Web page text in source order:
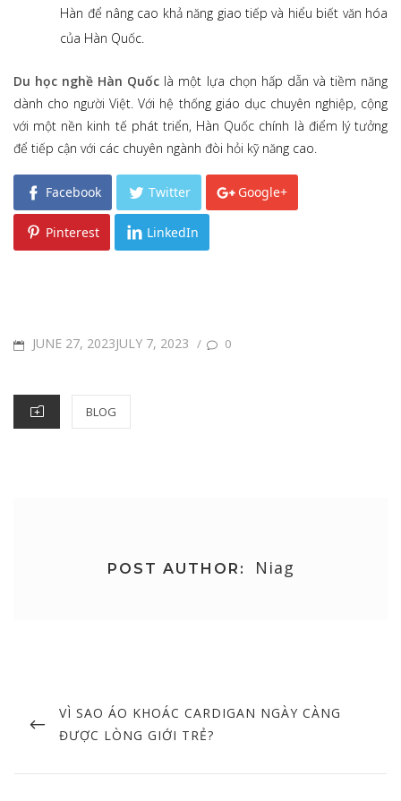
Hàn để nâng cao khả năng giao tiếp và hiểu biết văn hóa
của Hàn Quốc.
Du học nghề Hàn Quốc là một lựa chọn hấp dẫn và tiềm năng
dành cho người Việt. Với hệ thống giáo dục chuyên nghiệp, cộng
với một nền kinh tế phát triển, Hàn Quốc chính là điểm lý tưởng
để tiếp cận với các chuyên ngành đòi hỏi kỹ năng cao.
Facebook Twitter Google+
Pinterest LinkedIn
POSTEDJUNE 27, 2023JULY 7, 2023 / 0
CATEGORIES
BLOG
POST AUTHOR: Niag
navigation
PREVIOUS
POST
VÌ SAO ÁO KHOÁC CARDIGAN NGÀY CÀNG
ĐƯỢC LÒNG GIỚI TRẺ?